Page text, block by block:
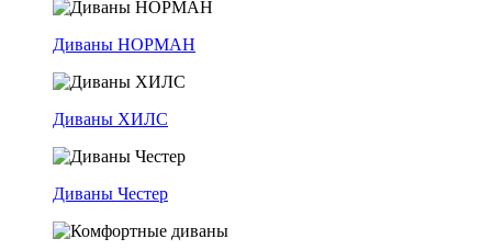
Диваны НОРМАН
Диваны ХИЛС
Диваны Честер